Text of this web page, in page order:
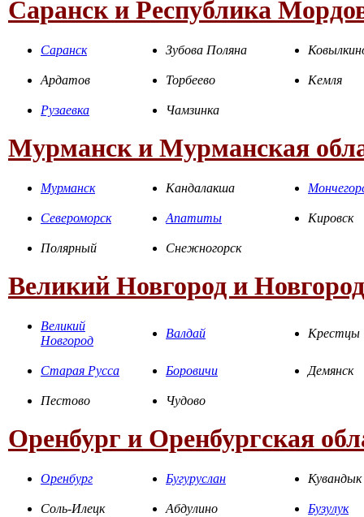
Саранск и Республика
Саранск Зубова Поляна
Ардатов Торбеево Кемля
Рузаевка Чамзинка
Мурманск и Мурманская
Мурманск Кандалакша
Североморск Апатиты Кировск
Полярный Снежногорск
Великий Новгород и
Великий
Новгород
Валдай Крестцы
Старая Русса Боровичи Демянск
Пестово Чудово
Оренбург и Оренбургская
Оренбург Бугуруслан Кувандык
Соль-Илецк Абдулино Бузулук